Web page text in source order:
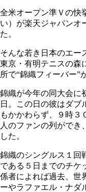
全米オープン準Ｖの快
い）が楽天ジャパンオ
た。
そんな若き日本のエー
東京・有明テニスの森
所で“錦織フィーバー”
錦織が今年の同大会に
日。この日の彼はダブ
もかかわらず、９時３
人のファンの列ができ
した。
錦織のシングルス１回
である５日までのチケ
係者によれば過去、世
ーやラファエル・ナダ